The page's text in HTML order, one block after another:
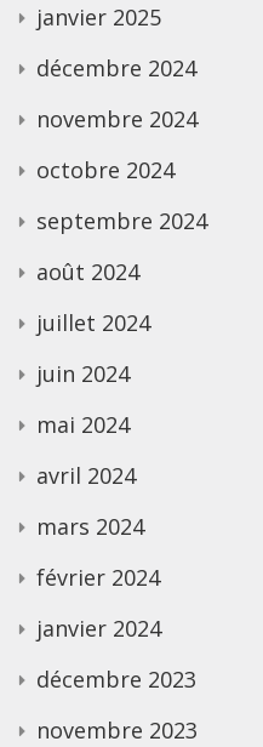
janvier 2025
décembre 2024
novembre 2024
octobre 2024
septembre 2024
août 2024
juillet 2024
juin 2024
mai 2024
avril 2024
mars 2024
février 2024
janvier 2024
décembre 2023
novembre 2023